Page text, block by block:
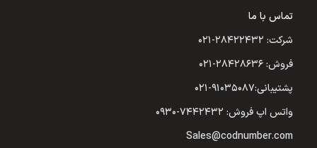
تماس با ما
شرکت: ۲۸۴۲۲۴۳۲-۰۲۱
فروش: ۲۸۴۲۸۶۳۶-۰۲۱
پشتیبانی:۹۱۰۳۵۰۸۷-۰۲۱
واتس اپ فروش: ۷۴۴۲۴۳۲-۰۹۳۰
Sales@codnumber.com